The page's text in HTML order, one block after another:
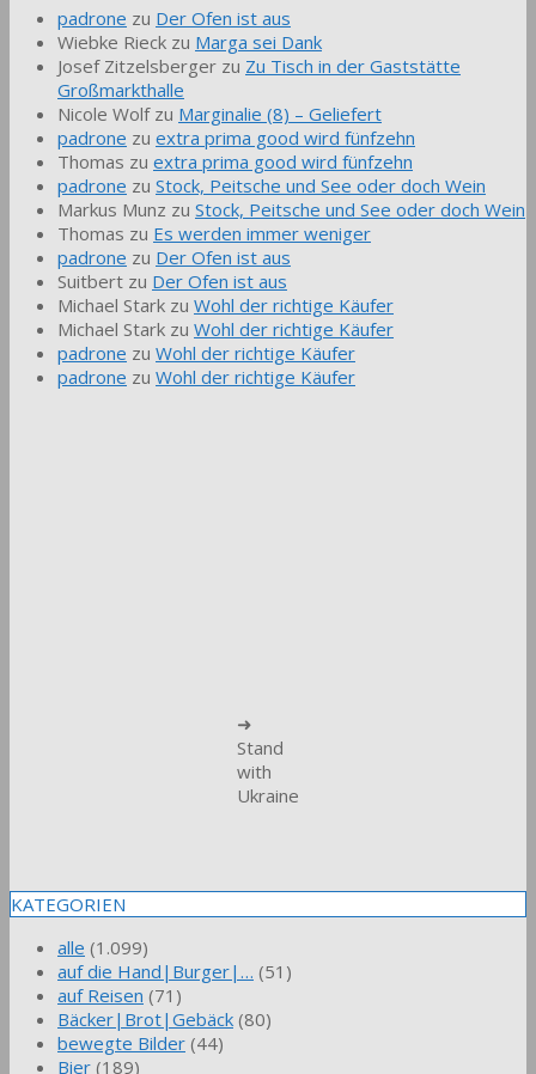
padrone zu Der Ofen ist aus
Wiebke Rieck zu Marga sei Dank
Josef Zitzelsberger zu Zu Tisch in der Gaststätte
Großmarkthalle
Nicole Wolfzu Marginalie (8) – Geliefert
padrone zu extra prima good wird fünfzehn
Thomas zu extra prima good wird fünfzehn
padrone zu Stock, Peitsche und See oder doch Wein
Markus Munz zu Stock, Peitsche und See oder doch Wein
Thomas zu Es werden immer weniger
padrone zu Der Ofen ist aus
Suitbert zu Der Ofen ist aus
Michael Stark zu Wohl der richtige Käufer
Michael Stark zu Wohl der richtige Käufer
padrone zu Wohl der richtige Käufer
padrone zu Wohl der richtige Käufer
➜
Stand
with
Ukraine
KATEGORIEN
alle (1.099)
auf die Hand|Burger|… (51)
auf Reisen (71)
Bäcker|Brot|Gebäck (80)
bewegte Bilder (44)
Bier (189)